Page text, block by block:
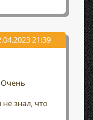
21:39
знал, что